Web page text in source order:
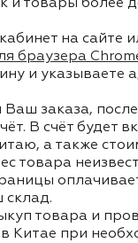
и товары более
на сайте
браузера
и указываете
заказа,
В счёт будет
а также
товара
склад.
товара и
Китае при